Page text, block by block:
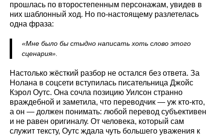
прошлась по второстепенным персонажам, увидев в
них шаблонный ход. Но по-настоящему разлетелась
одна фраза:
«Мне было бы стыдно написать хоть слово этого
сценария».
Настолько жёсткий разбор не остался без ответа. За
Нолана в соцсети вступилась писательница Джойс
Кэрол Оутс. Она сочла позицию Уилсон странно
враждебной и заметила, что переводчик — уж кто-кто,
а он — должен понимать: любой перевод субъективен
и не равен оригиналу. От человека, который сам
служит тексту, Оутс ждала чуть большего уважения к